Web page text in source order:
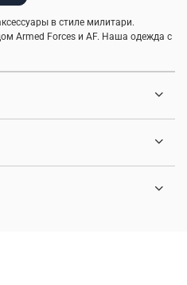
в стиле милитари.
Armed Forces и AF. Наша одежда с